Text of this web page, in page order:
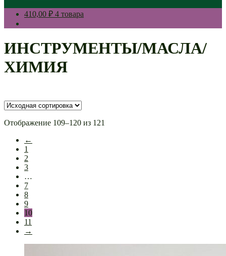
410,00 ₽ 4 товара
ИНСТРУМЕНТЫ/МАСЛА/
ХИМИЯ
Отображение 109–120 из 121
←
1
2
3
…
7
8
9
10
11
→